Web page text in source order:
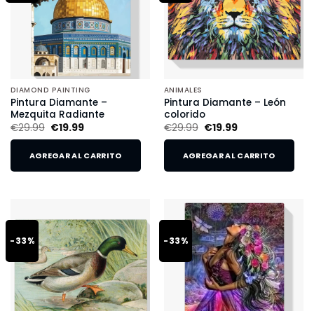
DIAMOND PAINTING
Pintura Diamante –
Mezquita Radiante
€29.99 €19.99
AGREGAR AL CARRITO
ANIMALES
Pintura Diamante – León
colorido
€29.99 €19.99
AGREGAR AL CARRITO
-33% -33%